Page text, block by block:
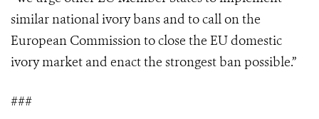
similar national ivory bans and to call on the
European Commission to close the EU domestic
ivory market and enact the strongest ban possible.”
###